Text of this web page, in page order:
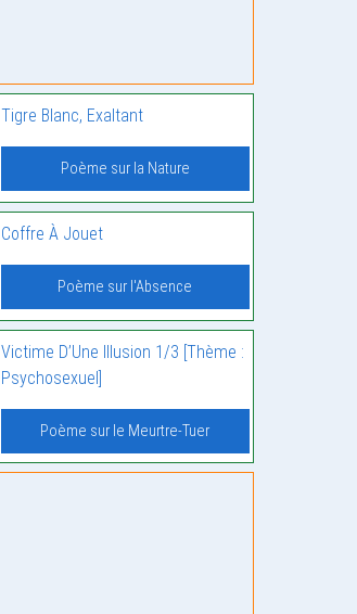
Tigre Blanc, Exaltant
Poème sur la Nature
Coffre À Jouet
Poème sur l'Absence
Victime D’Une Illusion 1/3 [Thème :
Psychosexuel]
Poème sur le Meurtre-Tuer